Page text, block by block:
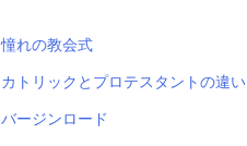
憧れの教会式
カトリックとプロテスタントの違い
バージンロード